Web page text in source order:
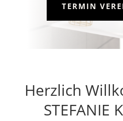
TERMIN
Herzlich
STEFANIE